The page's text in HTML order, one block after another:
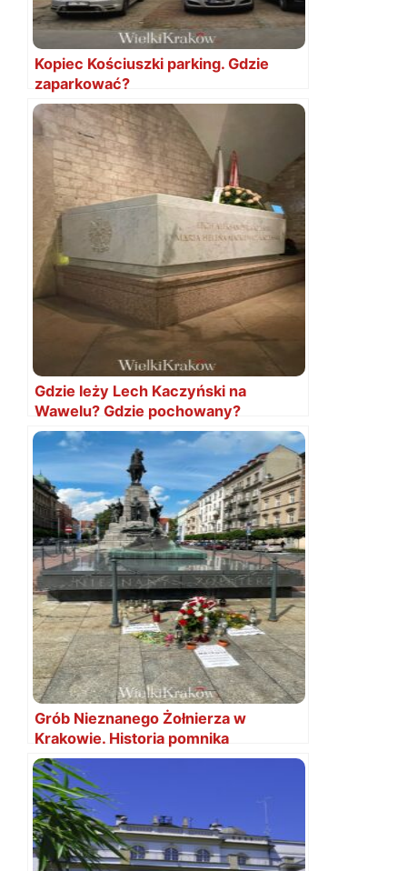
Kopiec Kościuszki parking. Gdzie
zaparkować?
Gdzie leży Lech Kaczyński na
Wawelu? Gdzie pochowany?
Grób Nieznanego Żołnierza w
Krakowie. Historia pomnika